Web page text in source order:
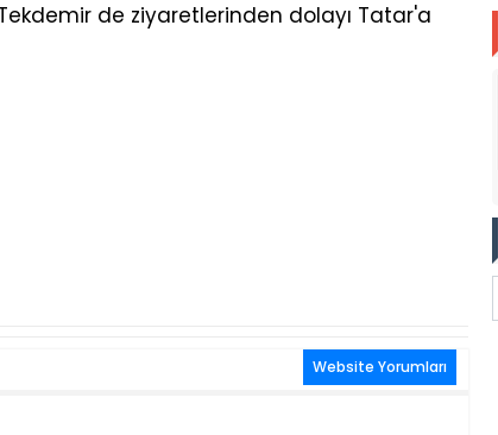
de ziyaretlerinden dolayı Tatar'a
Website Yorumları